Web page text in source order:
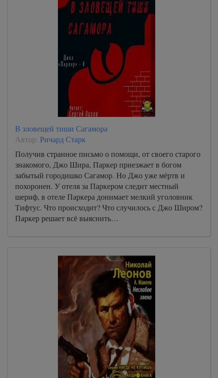
В зловещей тиши Сагамора
Автор: Ричард Старк
Получив странное письмо о помощи, от своего старого
знакомого, Джо Шира, Паркер приезжает в богом
забытый городишко Сагамор. Но Джо уже мёртв и
похоронен. У отеля за Паркером следит местный
шериф, в отеле Паркера донимает мелкий уголовник
Тифтус. Что происходит? Что случилось с Джо Широм?
Паркер решает всё выяснить…